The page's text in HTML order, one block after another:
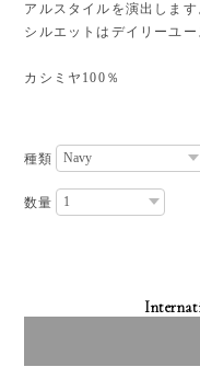
アルスタイルを演出しま
シルエットはデイリーユー
カシミヤ100％
種類
数量